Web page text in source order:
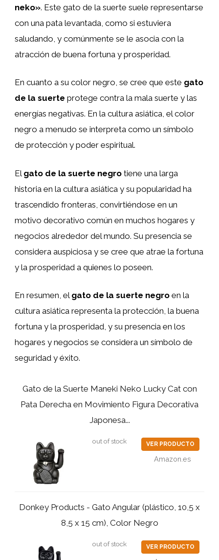
neko». Este gato de la suerte suele representarse
con una pata levantada, como si estuviera
saludando, y comúnmente se le asocia con la
atracción de buena fortuna y prosperidad.
En cuanto a su color negro, se cree que este gato
de la suerte protege contra la mala suerte y las
energías negativas. En la cultura asiática, el color
negro a menudo se interpreta como un símbolo
de protección y poder espiritual.
El gato de la suerte negro tiene una larga
historia en la cultura asiática y su popularidad ha
trascendido fronteras, convirtiéndose en un
motivo decorativo común en muchos hogares y
negocios alrededor del mundo. Su presencia se
considera auspiciosa y se cree que atrae la fortuna
y la prosperidad a quienes lo poseen.
En resumen, el gato de la suerte negro en la
cultura asiática representa la protección, la buena
fortuna y la prosperidad, y su presencia en los
hogares y negocios se considera un símbolo de
seguridad y éxito.
Gato de la Suerte Maneki Neko Lucky Cat con
Pata Derecha en Movimiento Figura Decorativa
Japonesa...
out of stock VER PRODUCTO
Amazon.es
Donkey Products - Gato Angular (plástico, 10,5 x
8,5 x 15 cm), Color Negro
out of stock VER PRODUCTO